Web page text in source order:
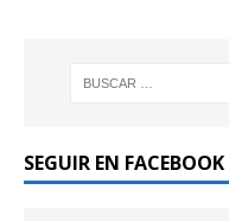
SEGUIR EN FACEBOOK